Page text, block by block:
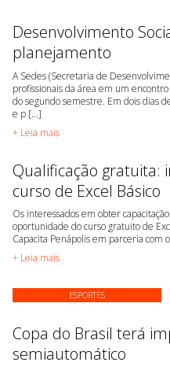
Desenvolvimento
planejamento
A Sedes (Secretaria de
profissionais da área em um
do segundo semestre. Em dois dias
e p [...]
+ Leia mais
Qualificação gratuita:
curso de Excel Básico
Os interessados em obter
oportunidade do curso gratuito de
Capacita Penápolis em parceria com
+ Leia mais
ESPORTES
Copa do Brasil terá
semiautomático